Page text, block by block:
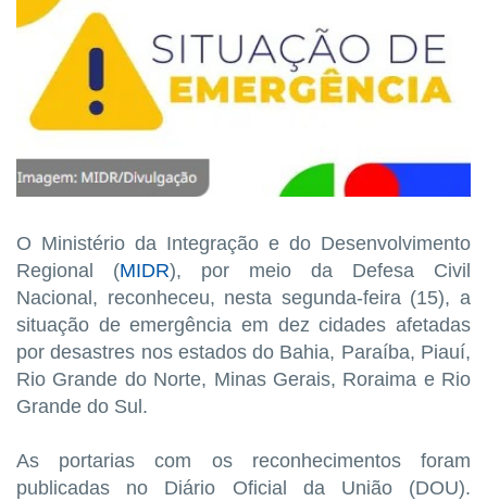
O Ministério da Integração e do Desenvolvimento
Regional (MIDR), por meio da Defesa Civil
Nacional, reconheceu, nesta segunda-feira (15), a
situação de emergência em dez cidades afetadas
por desastres nos estados do Bahia, Paraíba, Piauí,
Rio Grande do Norte, Minas Gerais, Roraima e Rio
Grande do Sul.
As portarias com os reconhecimentos foram
publicadas no Diário Oficial da União (DOU).